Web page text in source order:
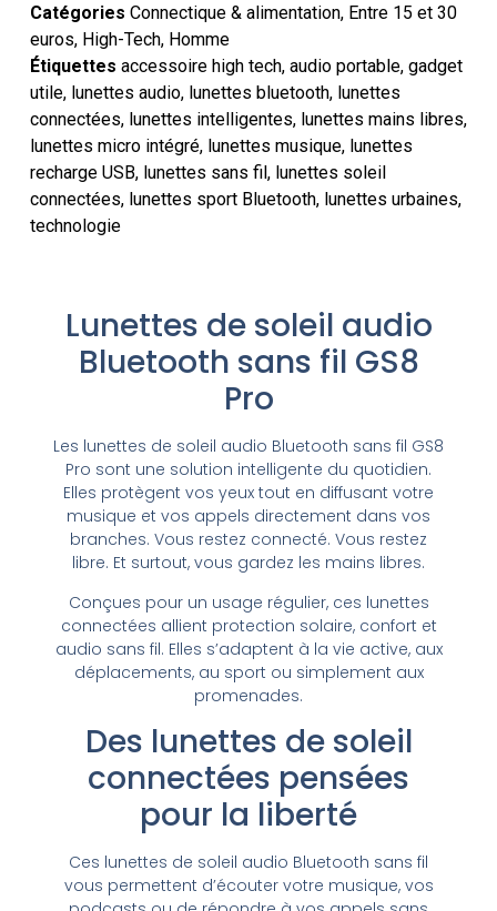
Catégories Connectique & alimentation, Entre 15 et 30
euros, High-Tech, Homme
Étiquettes accessoire high tech, audio portable, gadget
utile, lunettes audio, lunettes bluetooth, lunettes
connectées, lunettes intelligentes, lunettes mains libres,
lunettes micro intégré, lunettes musique, lunettes
recharge USB, lunettes sans fil, lunettes soleil
connectées, lunettes sport Bluetooth, lunettes urbaines,
technologie
Lunettes de soleil audio
Bluetooth sans fil GS8
Pro
Les lunettes de soleil audio Bluetooth sans fil GS8
Pro sont une solution intelligente du quotidien.
Elles protègent vos yeux tout en diffusant votre
musique et vos appels directement dans vos
branches. Vous restez connecté. Vous restez
libre. Et surtout, vous gardez les mains libres.
Conçues pour un usage régulier, ces lunettes
connectées allient protection solaire, confort et
audio sans fil. Elles s’adaptent à la vie active, aux
déplacements, au sport ou simplement aux
promenades.
Des lunettes de soleil
connectées pensées
pour la liberté
Ces lunettes de soleil audio Bluetooth sans fil
vous permettent d’écouter votre musique, vos